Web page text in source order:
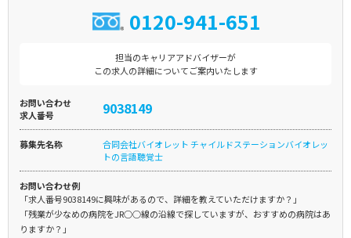
0120-941-651
担当のキャリアアドバイザーが
この求人の詳細についてご案内いたします
お問い合わせ
求人番号
9038149
募集先名称
合同会社バイオレット チャイルドステーションバイオレッ
トの言語聴覚士
お問い合わせ例
「求人番号9038149に興味があるので、詳細を教えていただけますか？」
「残業が少なめの病院をJR○○線の沿線で探していますが、おすすめの病院はあ
りますか？」